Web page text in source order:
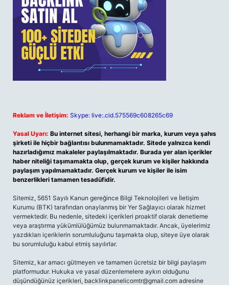
Reklam ve İletişim: Skype: live:.cid.575569c608265c69
Yasal Uyarı: Bu internet sitesi, herhangi bir marka, kurum veya şahıs
şirketi ile hiçbir bağlantısı bulunmamaktadır. Sitede yalnızca kendi
hazırladığımız makaleler paylaşılmaktadır. Burada yer alan içerikler
haber niteliği taşımamakta olup, gerçek kurum ve kişiler hakkında
paylaşım yapılmamaktadır. Gerçek kurum ve kişiler ile isim
benzerlikleri tamamen tesadüfidir.
Sitemiz, 5651 Sayılı Kanun gereğince Bilgi Teknolojileri ve İletişim
Kurumu (BTK) tarafından onaylanmış bir Yer Sağlayıcı olarak hizmet
vermektedir. Bu nedenle, sitedeki içerikleri proaktif olarak denetleme
veya araştırma yükümlülüğümüz bulunmamaktadır. Ancak, üyelerimiz
yazdıkları içeriklerin sorumluluğunu taşımakta olup, siteye üye olarak
bu sorumluluğu kabul etmiş sayılırlar.
Sitemiz, kar amacı gütmeyen ve tamamen ücretsiz bir bilgi paylaşım
platformudur. Hukuka ve yasal düzenlemelere aykırı olduğunu
düşündüğünüz içerikleri, backlinkpanelicomtr@gmail.com adresine